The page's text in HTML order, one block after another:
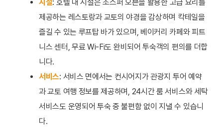
시설: 호텔 내 시설은 조스퍼 오븐을 활용한 고급 요리를
제공하는 레스토랑과 교토의 야경을 감상하며 칵테일을
즐길 수 있는 루프탑 바가 있으며, 베이커리 카페와 피트
니스 센터, 무료 Wi-Fi도 완비되어 투숙객의 편의를 더합
니다.
서비스: 서비스 면에서는 컨시어지가 관광지 투어 예약
과 교토 여행 정보를 제공하며, 24시간 룸 서비스와 세탁
서비스도 운영되어 투숙 중 불편함 없이 지낼 수 있습니
다.